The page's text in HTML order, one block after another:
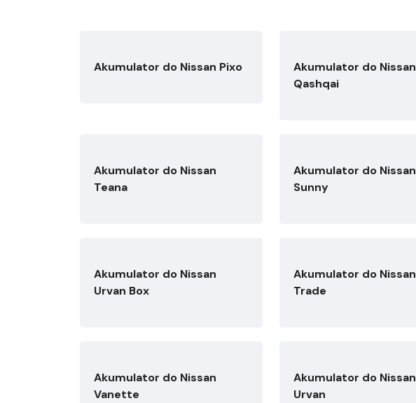
Akumulator do Nissan Pixo
Akumulator do Nissan
Qashqai
Akumulator do Nissan
Teana
Akumulator do Nissan
Sunny
Akumulator do Nissan
Urvan Box
Akumulator do Nissan
Trade
Akumulator do Nissan
Vanette
Akumulator do Nissan
Urvan